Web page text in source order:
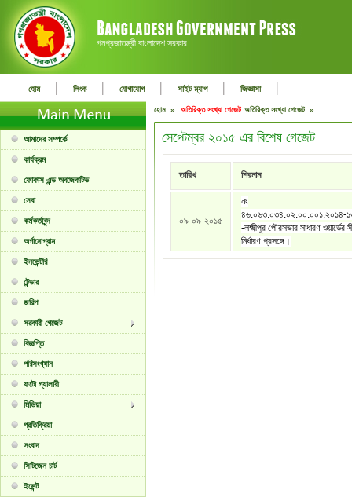
গনপ্রজাতন্ত্রী বাংলাদেশ সরকার
হোম | লিংক | যোগাযোগ | সাইট ম্যাপ | জিজ্ঞাসা |
আমাদের সম্পর্কে
কার্যক্রম
ফোকাস এন্ড অবজেকটিভ
সেবা
কর্মকর্তাবৃন্দ
অর্গানোগ্রাম
ইনভেন্টরি
টেন্ডার
জরিপ
সরকারী গেজেট
বিজ্ঞপ্তি
পরিসংখ্যান
ফটো গ্যালারী
মিডিয়া
প্রতিক্রিয়া
সংবাদ
সিটিজেন চার্ট
ইভেন্ট
হোম » অতিরিক্ত সংখ্যা গেজেট অতিরিক্ত সংখ্যা গেজেট »
সেপ্টেম্বর ২০১৫ এর বিশেষ গেজেট
তারিখ শিরনাম
০৯-০৯-২০১৫
নং
৪৬.০৬৩.০৩৪.০২.০০.০০১.২০১৪-
-লক্ষ্মীপুর পৌরসভার সাধারণ ওয়ার্ডের
নির্ধারণ প্রসঙ্গে।